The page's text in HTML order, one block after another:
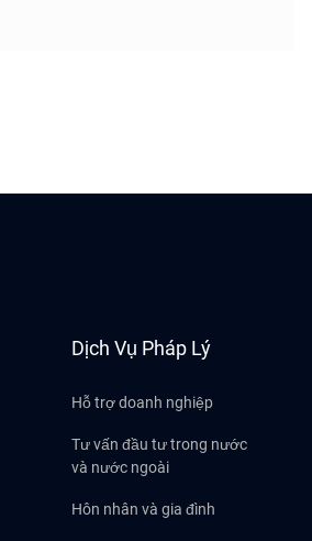
Yên, Lập Thạch, Tam Dương,
Dịch Vụ Pháp Lý
Hỗ trợ doanh nghiệp
Tư vấn đầu tư trong nước
và nước ngoài
Hôn nhân và gia đình